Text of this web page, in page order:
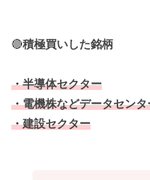
🔴積極買いした銘柄
・半導体セクター
・電機株などデータセン
・建設セクター